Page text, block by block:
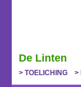
De Linten
TOELICHING